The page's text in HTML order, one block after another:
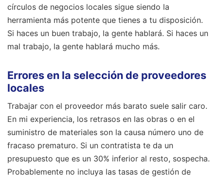
círculos de negocios locales sigue siendo la
herramienta más potente que tienes a tu disposición.
Si haces un buen trabajo, la gente hablará. Si haces un
mal trabajo, la gente hablará mucho más.
Errores en la selección de proveedores
locales
Trabajar con el proveedor más barato suele salir caro.
En mi experiencia, los retrasos en las obras o en el
suministro de materiales son la causa número uno de
fracaso prematuro. Si un contratista te da un
presupuesto que es un 30% inferior al resto, sospecha.
Probablemente no incluya las tasas de gestión de